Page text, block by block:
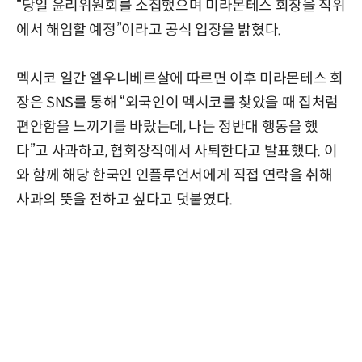
“당일 윤리위원회를 소집했으며 미라몬테스 회장을 직위
에서 해임할 예정”이라고 공식 입장을 밝혔다.
멕시코 일간 엘우니베르살에 따르면 이후 미라몬테스 회
장은 SNS를 통해 “외국인이 멕시코를 찾았을 때 집처럼
편안함을 느끼기를 바랐는데, 나는 정반대 행동을 했
다”고 사과하고, 협회장직에서 사퇴한다고 발표했다. 이
와 함께 해당 한국인 인플루언서에게 직접 연락을 취해
사과의 뜻을 전하고 싶다고 덧붙였다.